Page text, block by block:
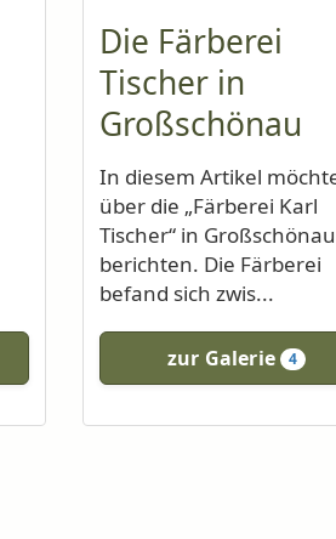
Die Färberei
Tischer in
Großschönau
In diesem Artikel
über die „Färberei Karl
Tischer“ in Großschönau
berichten. Die Färberei
befand sich zwis...
zur Galerie 4